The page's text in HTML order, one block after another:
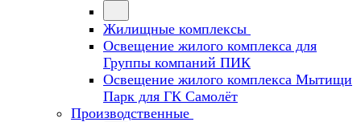
Жилищные комплексы
Освещение жилого комплекса для
Группы компаний ПИК
Освещение жилого комплекса Мытищи
Парк для ГК Самолёт
Производственные